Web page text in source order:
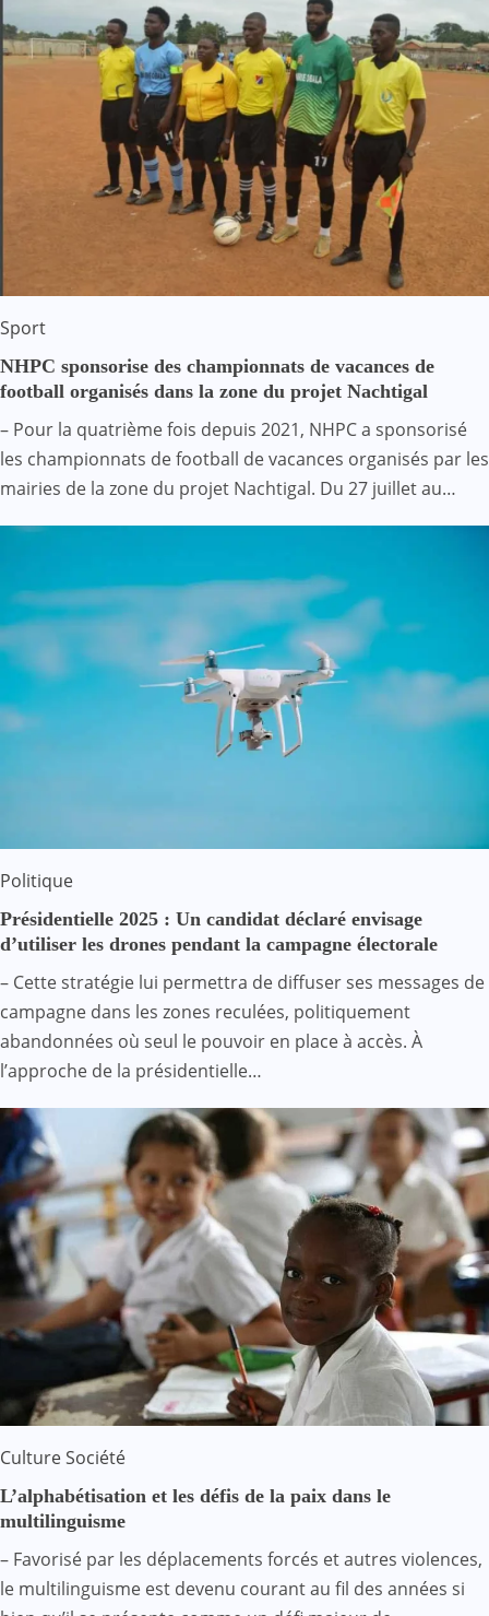
Sport
NHPC sponsorise des championnats de vacances de
football organisés dans la zone du projet Nachtigal
– Pour la quatrième fois depuis 2021, NHPC a sponsorisé
les championnats de football de vacances organisés par les
mairies de la zone du projet Nachtigal. Du 27 juillet au…
Politique
Présidentielle 2025 : Un candidat déclaré envisage
d’utiliser les drones pendant la campagne électorale
– Cette stratégie lui permettra de diffuser ses messages de
campagne dans les zones reculées, politiquement
abandonnées où seul le pouvoir en place à accès. À
l’approche de la présidentielle…
CultureSociété
L’alphabétisation et les défis de la paix dans le
multilinguisme
– Favorisé par les déplacements forcés et autres violences,
le multilinguisme est devenu courant au fil des années si